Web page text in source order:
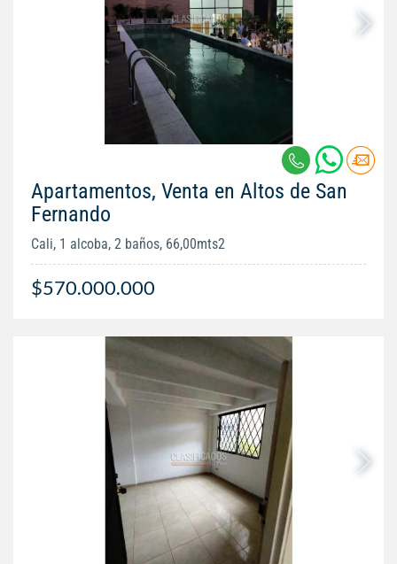
Apartamentos, Venta en Altos de San
Fernando
Cali, 1 alcoba, 2 baños, 66,00mts2
$570.000.000